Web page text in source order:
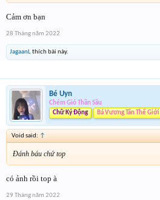
Cảm ơn bạn
28 Tháng năm 2022
JagaanLthích bài này.
Bé Uyn
Chém Gió Thần Sầu
Chữ Ký Động
Bá Vương Tân Thế Giới
Void said: ↑
Đánh báu chứ top
có ảnh rồi top à
29 Tháng năm 2022